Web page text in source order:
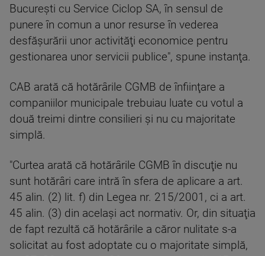
Bucureşti cu Service Ciclop SA, în sensul de
punere în comun a unor resurse în vederea
desfăşurării unor activităţi economice pentru
gestionarea unor servicii publice", spune instanţa.
CAB arată că hotărârile CGMB de înfiinţare a
companiilor municipale trebuiau luate cu votul a
două treimi dintre consilieri şi nu cu majoritate
simplă.
"Curtea arată că hotărârile CGMB în discuţie nu
sunt hotărâri care intră în sfera de aplicare a art.
45 alin. (2) lit. f) din Legea nr. 215/2001, ci a art.
45 alin. (3) din acelaşi act normativ. Or, din situaţia
de fapt rezultă că hotărârile a căror nulitate s-a
solicitat au fost adoptate cu o majoritate simplă,